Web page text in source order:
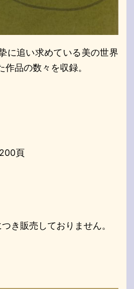
に追い求めている美の世界
品の数々を収録。
頁
き販売しておりません。